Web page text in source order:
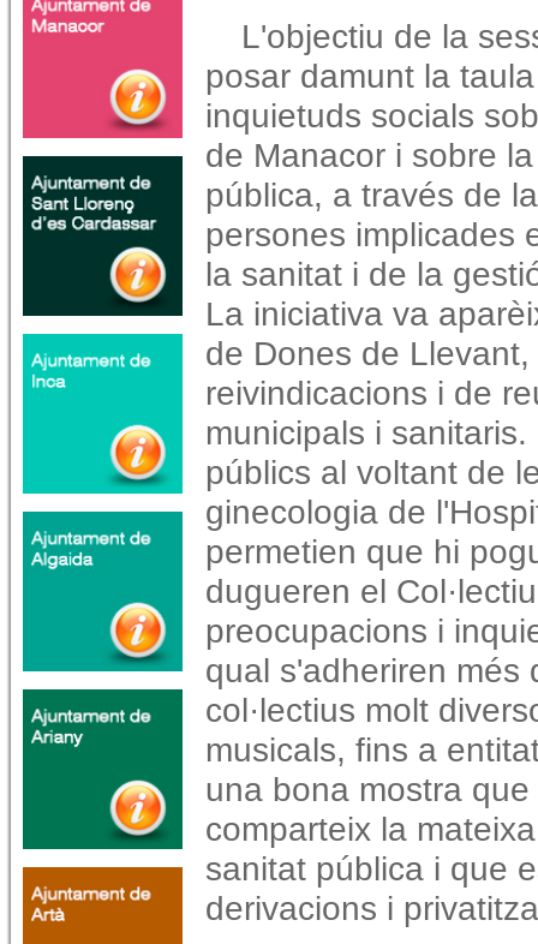
L'objectiu de la
posar damunt la
inquietuds socials
de Manacor i sobre
pública, a través de
persones implicades
la sanitat i de la
La iniciativa va
de Dones de
reivindicacions i de
municipals i
públics al voltant de
ginecologia de
permetien que hi
dugueren el
preocupacions i
qual s'adheriren més
col·lectius molt
musicals, fins a
una bona mostra
comparteix la
sanitat pública i que
derivacions i